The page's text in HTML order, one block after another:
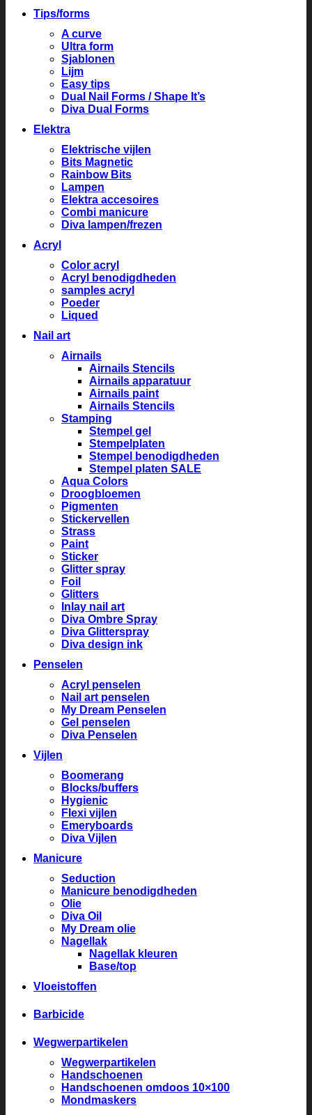
Tips/forms
A curve
Ultra form
Sjablonen
Lijm
Easy tips
Dual Nail Forms / Shape It’s
Diva Dual Forms
Elektra
Elektrische vijlen
Bits Magnetic
Rainbow Bits
Lampen
Elektra accesoires
Combi manicure
Diva lampen/frezen
Acryl
Color acryl
Acryl benodigdheden
samples acryl
Poeder
Liqued
Nail art
Airnails
Airnails Stencils
Airnails apparatuur
Airnails paint
Airnails Stencils
Stamping
Stempel gel
Stempelplaten
Stempel benodigdheden
Stempel platen SALE
Aqua Colors
Droogbloemen
Pigmenten
Stickervellen
Strass
Paint
Sticker
Glitter spray
Foil
Glitters
Inlay nail art
Diva Ombre Spray
Diva Glitterspray
Diva design ink
Penselen
Acryl penselen
Nail art penselen
My Dream Penselen
Gel penselen
Diva Penselen
Vijlen
Boomerang
Blocks/buffers
Hygienic
Flexi vijlen
Emeryboards
Diva Vijlen
Manicure
Seduction
Manicure benodigdheden
Olie
Diva Oil
My Dream olie
Nagellak
Nagellak kleuren
Base/top
Vloeistoffen
Barbicide
Wegwerpartikelen
Wegwerpartikelen
Handschoenen
Handschoenen omdoos 10×100
Mondmaskers